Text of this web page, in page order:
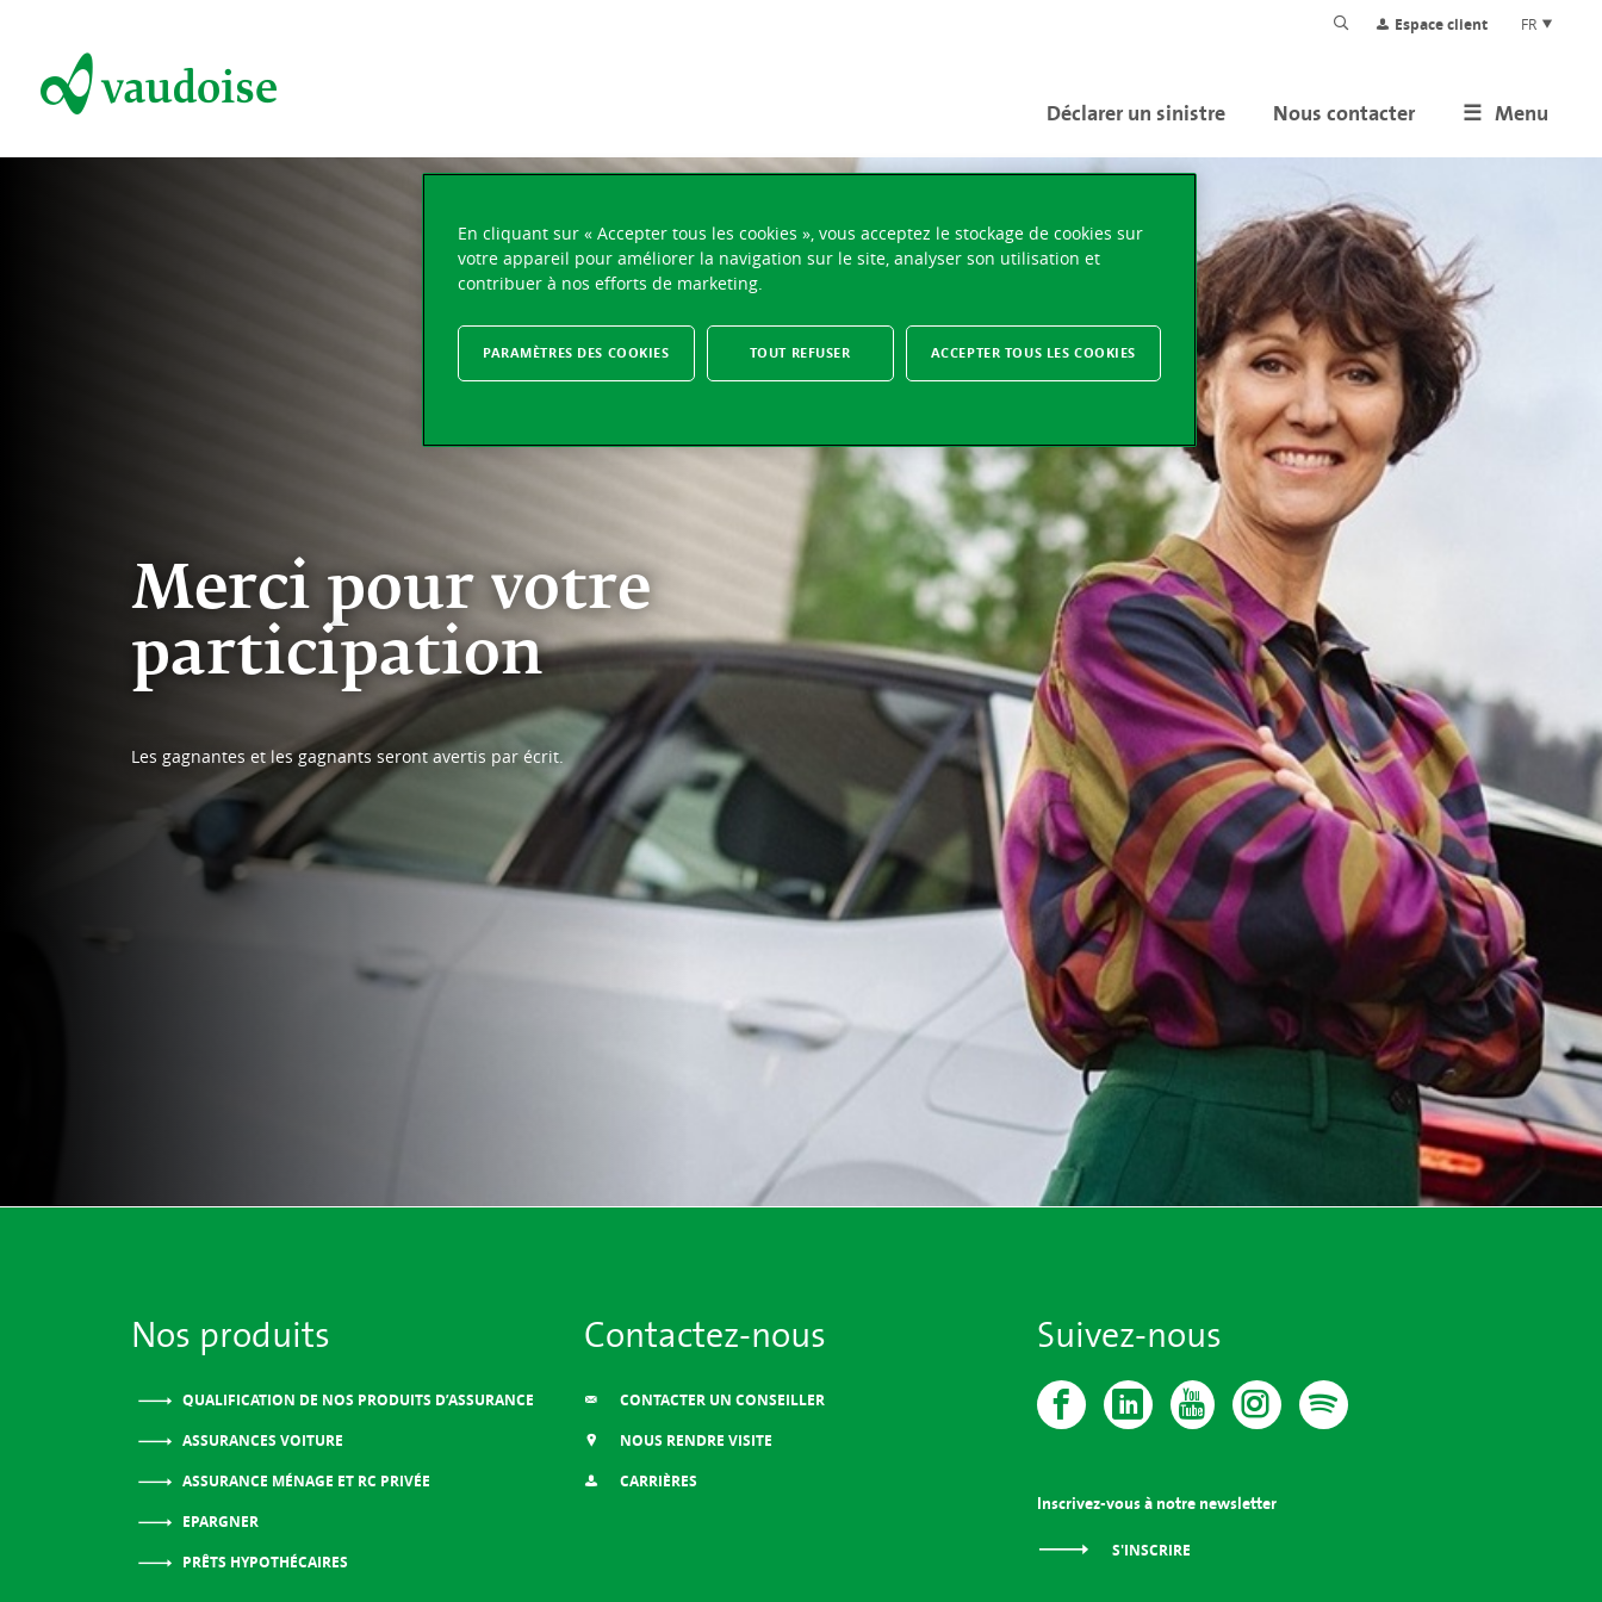
Espace client FR
Menu
Nous contacter
Déclarer un sinistre
Merci pour votre
participation
Les gagnantes et les gagnants seront avertis par écrit.
Nos produits
QUALIFICATION DE NOS PRODUITS D’ASSURANCE
ASSURANCES VOITURE
ASSURANCE MÉNAGE ET RC PRIVÉE
EPARGNER
PRÊTS HYPOTHÉCAIRES
Contactez-nous
CONTACTER UN CONSEILLER
NOUS RENDRE VISITE
CARRIÈRES
Suivez-nous
Inscrivez-vous à notre newsletter
S'INSCRIRE
En cliquant sur « Accepter tous les cookies », vous acceptez le stockage de cookies sur
votre appareil pour améliorer la navigation sur le site, analyser son utilisation et
contribuer à nos efforts de marketing.
TOUT REFUSER ACCEPTER TOUS LES COOKIES
PARAMÈTRES DES COOKIES